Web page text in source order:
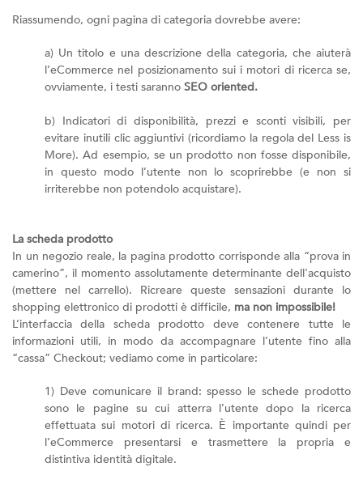
Riassumendo, ogni pagina di categoria dovrebbe avere:
a) Un titolo e una descrizione della categoria, che aiuterà
l’eCommerce nel posizionamento sui i motori di ricerca se,
ovviamente, i testi saranno SEO oriented.
b) Indicatori di disponibilità, prezzi e sconti visibili, per
evitare inutili clic aggiuntivi (ricordiamo la regola del Less is
More). Ad esempio, se un prodotto non fosse disponibile,
in questo modo l’utente non lo scoprirebbe (e non si
irriterebbe non potendolo acquistare).
La scheda prodotto
In un negozio reale, la pagina prodotto corrisponde alla “prova in
camerino”, il momento assolutamente determinante dell'acquisto
(mettere nel carrello). Ricreare queste sensazioni durante lo
shopping elettronico di prodotti è difficile, ma non impossibile!
L’interfaccia della scheda prodotto deve contenere tutte le
informazioni utili, in modo da accompagnare l’utente fino alla
“cassa” Checkout; vediamo come in particolare:
1) Deve comunicare il brand: spesso le schede prodotto
sono le pagine su cui atterra l’utente dopo la ricerca
effettuata sui motori di ricerca. È importante quindi per
l’eCommerce presentarsi e trasmettere la propria e
distintiva identità digitale.